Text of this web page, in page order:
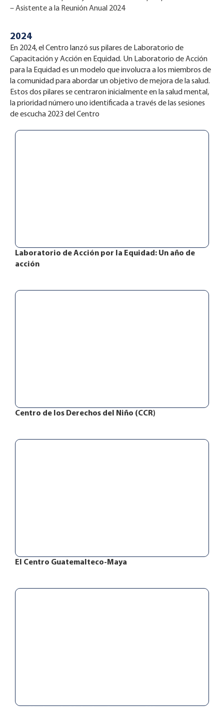
– Asistente a la Reunión Anual 2024
2024
En 2024, el Centro lanzó sus pilares de Laboratorio de
Capacitación y Acción en Equidad. Un Laboratorio de Acción
para la Equidad es un modelo que involucra a los miembros de
la comunidad para abordar un objetivo de mejora de la salud.
Estos dos pilares se centraron inicialmente en la salud mental,
la prioridad número uno identificada a través de las sesiones
de escucha 2023 del Centro
Laboratorio de Acción por la Equidad: Un año de
acción
Centro de los Derechos del Niño (CCR)
El Centro Guatemalteco-Maya